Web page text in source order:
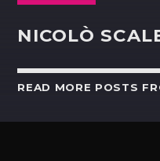
NICOLÒ
READ MORE POSTS